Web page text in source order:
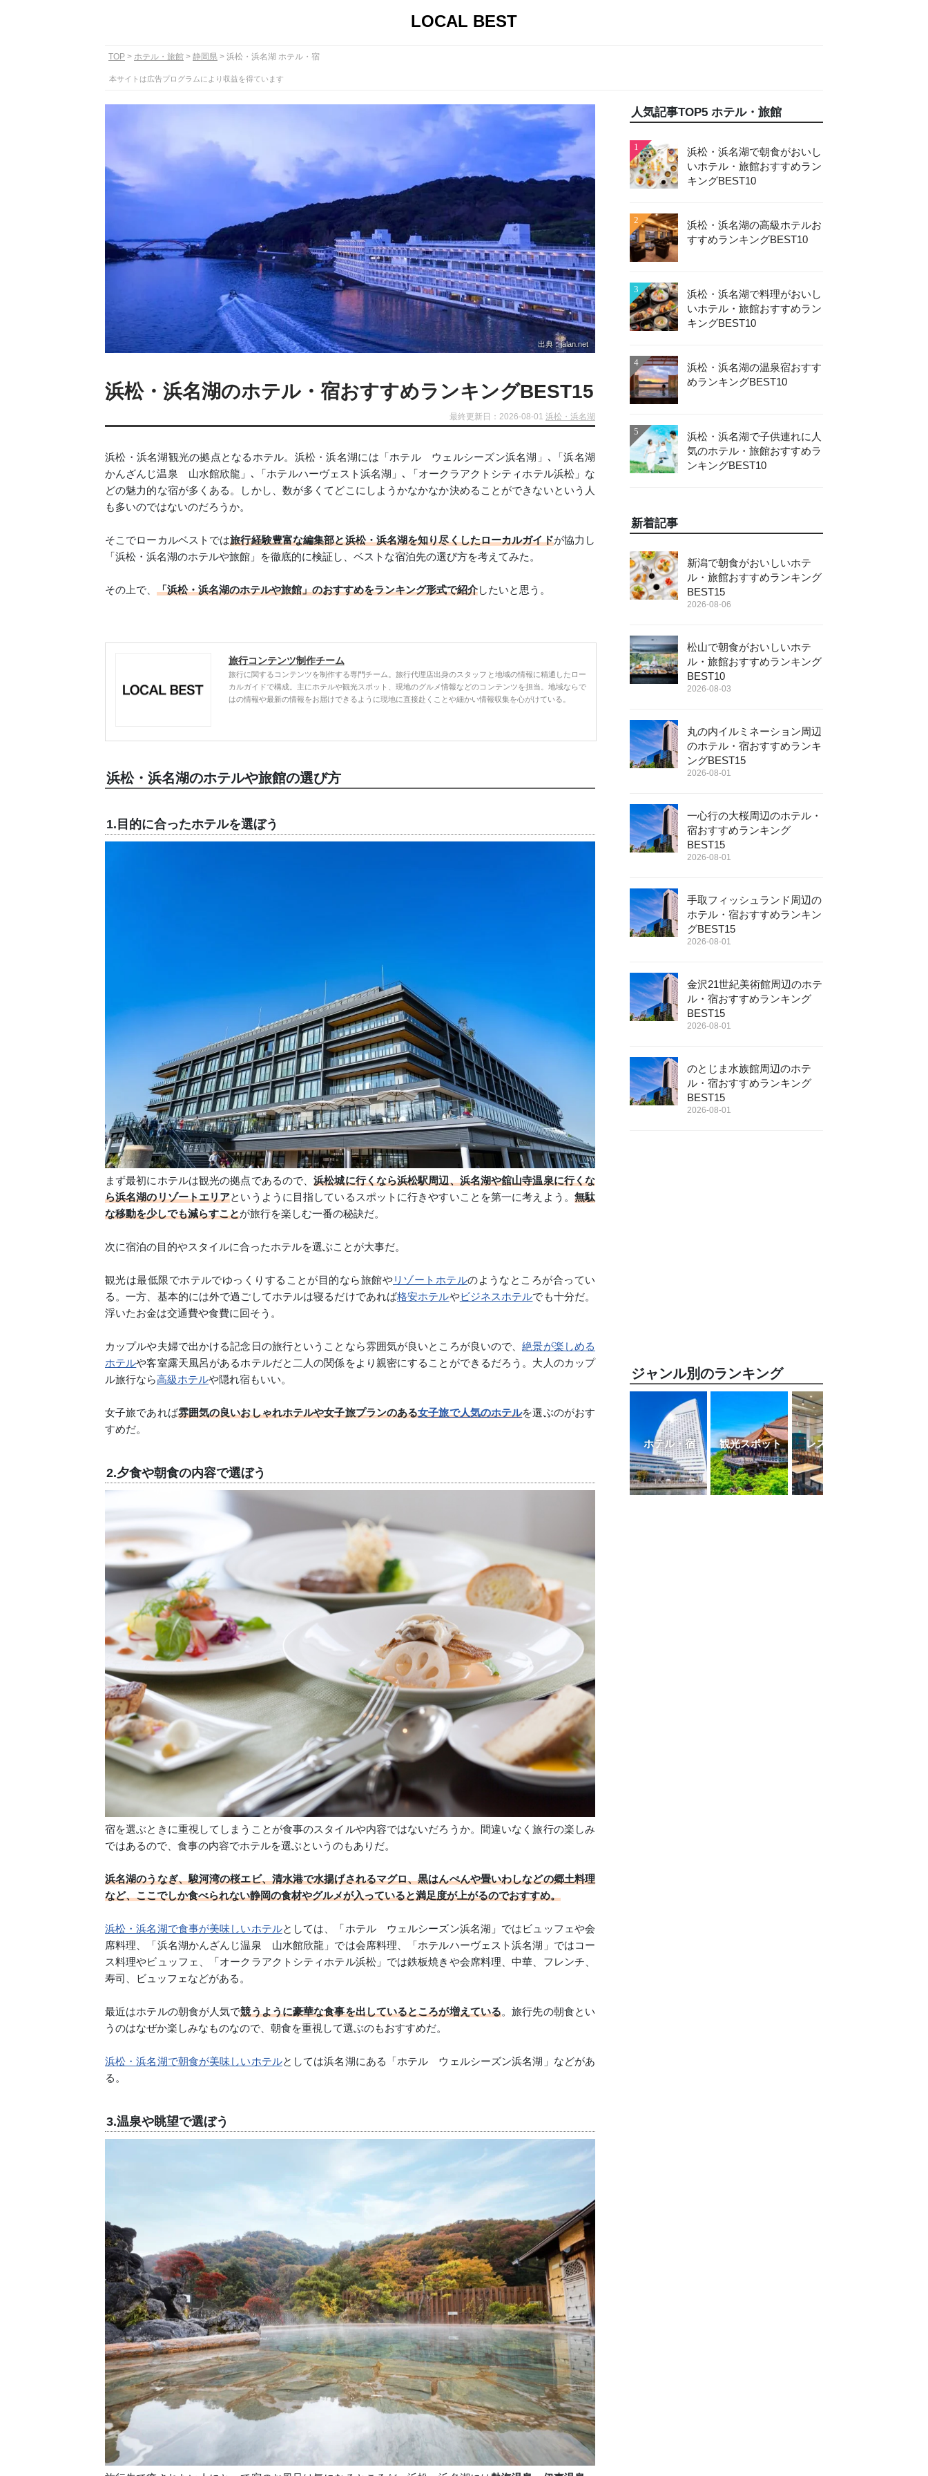
LOCAL BEST
TOP ホテル・旅館 静岡県 浜松・浜名湖 ホテル・宿
本サイトは広告プログラムにより収益を得ています
出典：jalan.net
浜松・浜名湖のホテル・宿おすすめランキングBEST15
最終更新日：2026-08-01 浜松・浜名湖
浜松・浜名湖観光の拠点となるホテル。浜松・浜名湖には「ホテル ウェルシーズン浜名湖」､「浜名湖
かんざんじ温泉 山水館欣龍」､「ホテルハーヴェスト浜名湖」､「オークラアクトシティホテル浜松」な
どの魅力的な宿が多くある。しかし、数が多くてどこにしようかなかなか決めることができないという人
も多いのではないのだろうか。
そこでローカルベストでは旅行経験豊富な編集部と浜松・浜名湖を知り尽くしたローカルガイドが協力し
「浜松・浜名湖のホテルや旅館」を徹底的に検証し、ベストな宿泊先の選び方を考えてみた。
その上で、 「浜松・浜名湖のホテルや旅館」のおすすめをランキング形式で紹介したいと思う。
旅行コンテンツ制作チーム
旅行に関するコンテンツを制作する専門チーム。旅行代理店出身のスタッフと地域の情報に精通したロー
カルガイドで構成。主にホテルや観光スポット、現地のグルメ情報などのコンテンツを担当。地域ならで
はの情報や最新の情報をお届けできるように現地に直接赴くことや細かい情報収集を心がけている。
浜松・浜名湖のホテルや旅館の選び方
1.目的に合ったホテルを選ぼう
まず最初にホテルは観光の拠点であるので、浜松城に行くなら浜松駅周辺、浜名湖や舘山寺温泉に行くな
ら浜名湖のリゾートエリアというように目指しているスポットに行きやすいことを第一に考えよう。 無駄
な移動を少しでも減らすことが旅行を楽しむ一番の秘訣だ。
次に宿泊の目的やスタイルに合ったホテルを選ぶことが大事だ。
観光は最低限でホテルでゆっくりすることが目的なら旅館やリゾートホテルのようなところが合ってい
る。一方、基本的には外で過ごしてホテルは寝るだけであれば格安ホテルやビジネスホテルでも十分だ。
浮いたお金は交通費や食費に回そう。
カップルや夫婦で出かける記念日の旅行ということなら雰囲気が良いところが良いので、絶景が楽しめる
ホテルや客室露天風呂があるホテルだと二人の関係をより親密にすることができるだろう。大人のカップ
ル旅行なら高級ホテルや隠れ宿もいい。
女子旅であれば雰囲気の良いおしゃれホテルや女子旅プランのある女子旅で人気のホテルを選ぶのがおす
すめだ。
2.夕食や朝食の内容で選ぼう
宿を選ぶときに重視してしまうことが食事のスタイルや内容ではないだろうか。間違いなく旅行の楽しみ
ではあるので、食事の内容でホテルを選ぶというのもありだ。
浜名湖のうなぎ、駿河湾の桜エビ、清水港で水揚げされるマグロ、黒はんぺんや畳いわしなどの郷土料理
など、ここでしか食べられない静岡の食材やグルメが入っていると満足度が上がるのでおすすめ。
浜松・浜名湖で食事が美味しいホテルとしては、「ホテル ウェルシーズン浜名湖」ではビュッフェや会
席料理、「浜名湖かんざんじ温泉 山水館欣龍」では会席料理、「ホテルハーヴェスト浜名湖」ではコー
ス料理やビュッフェ、「オークラアクトシティホテル浜松」では鉄板焼きや会席料理、中華、フレンチ、
寿司、ビュッフェなどがある。
最近はホテルの朝食が人気で競うように豪華な食事を出しているところが増えている。旅行先の朝食とい
うのはなぜか楽しみなものなので、朝食を重視して選ぶのもおすすめだ。
浜松・浜名湖で朝食が美味しいホテルとしては浜名湖にある「ホテル ウェルシーズン浜名湖」などがあ
る。
3.温泉や眺望で選ぼう
人気記事TOP5 ホテル・旅館
1
浜松・浜名湖で朝食がおいし
いホテル・旅館おすすめラン
キングBEST10
2
浜松・浜名湖の高級ホテルお
すすめランキングBEST10
3
浜松・浜名湖で料理がおいし
いホテル・旅館おすすめラン
キングBEST10
4
浜松・浜名湖の温泉宿おすす
めランキングBEST10
5
浜松・浜名湖で子供連れに人
気のホテル・旅館おすすめラ
ンキングBEST10
新着記事
新潟で朝食がおいしいホテ
ル・旅館おすすめランキング
BEST15
2026-08-06
松山で朝食がおいしいホテ
ル・旅館おすすめランキング
BEST10
2026-08-03
丸の内イルミネーション周辺
のホテル・宿おすすめランキ
ングBEST15
2026-08-01
一心行の大桜周辺のホテル・
宿おすすめランキング
BEST15
2026-08-01
手取フィッシュランド周辺の
ホテル・宿おすすめランキン
グBEST15
2026-08-01
金沢21世紀美術館周辺のホテ
ル・宿おすすめランキング
BEST15
2026-08-01
のとじま水族館周辺のホテ
ル・宿おすすめランキング
BEST15
2026-08-01
ジャンル別のランキング
ホテル・宿 観光スポット レストラン